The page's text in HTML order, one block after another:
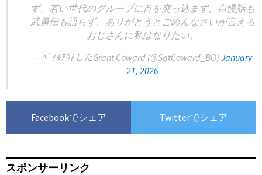
ず、若い世代のグループに首を突っ込まず、自慢話も
武勇伝も語らず、ありがとうとごめんなさいが言える
おじさんに私はなりたい。
— ﾍﾞｲﾙｱｳﾄしたGrant Coward (@SgtCoward_BO) January
21, 2026
Facebookでシェア Twitterでシェア
スポンサーリンク